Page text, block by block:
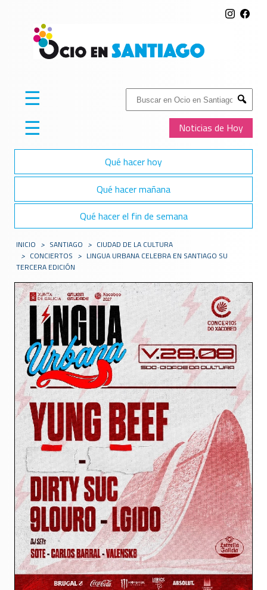
Buscar:
Submit
Noticias de Hoy
☰
☰
Qué hacer hoy
Qué hacer mañana
Qué hacer el fin de semana
INICIO > SANTIAGO > CIUDAD DE LA CULTURA
> CONCIERTOS > LINGUA URBANA CELEBRA EN SANTIAGO SU
TERCERA EDICIÓN